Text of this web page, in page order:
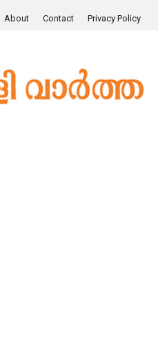
About Contact Privacy Policy